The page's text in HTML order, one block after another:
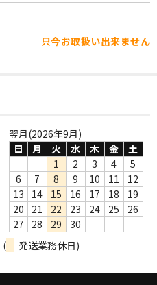
只今お取扱い出来ません
翌月(2026年9月)
日
月 火 水 木 金
土
1
2 3 4
5
6
7 8 9 10 11
12
13
14 15 16 17 18
19
20
21 22 23 24 25
26
27
28 29
30
(
発送業務休日)